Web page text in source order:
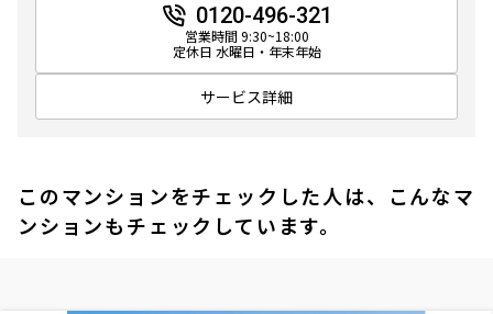
0120-496-321
営業時間 9:30~18:00
定休日 水曜日・年末年始
サービス詳細
このマンションをチェックした人は、こんなマ
ンションもチェックしています。